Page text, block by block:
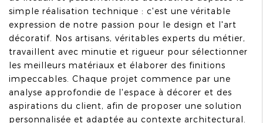
simple réalisation technique : c'est une véritable
expression de notre passion pour le design et l'art
décoratif. Nos artisans, véritables experts du métier,
travaillent avec minutie et rigueur pour sélectionner
les meilleurs matériaux et élaborer des finitions
impeccables. Chaque projet commence par une
analyse approfondie de l'espace à décorer et des
aspirations du client, afin de proposer une solution
personnalisée et adaptée au contexte architectural.